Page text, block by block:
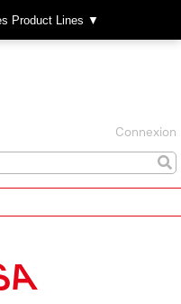
Product Lines ▼
Connexion